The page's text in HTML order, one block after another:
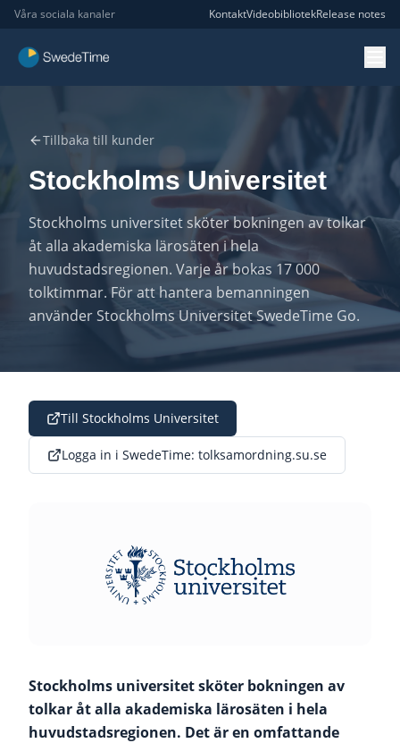
Våra sociala kanaler KontaktVideobibliotekRelease notes
Tillbaka till kunder
Stockholms Universitet
Stockholms universitet sköter bokningen av tolkar
åt alla akademiska lärosäten i hela
huvudstadsregionen. Varje år bokas 17 000
tolktimmar. För att hantera bemanningen
använder Stockholms Universitet SwedeTime Go.
Till Stockholms Universitet
Logga in i SwedeTime: tolksamordning.su.se
Stockholms universitet sköter bokningen av
tolkar åt alla akademiska lärosäten i hela
huvudstadsregionen. Det är en omfattande